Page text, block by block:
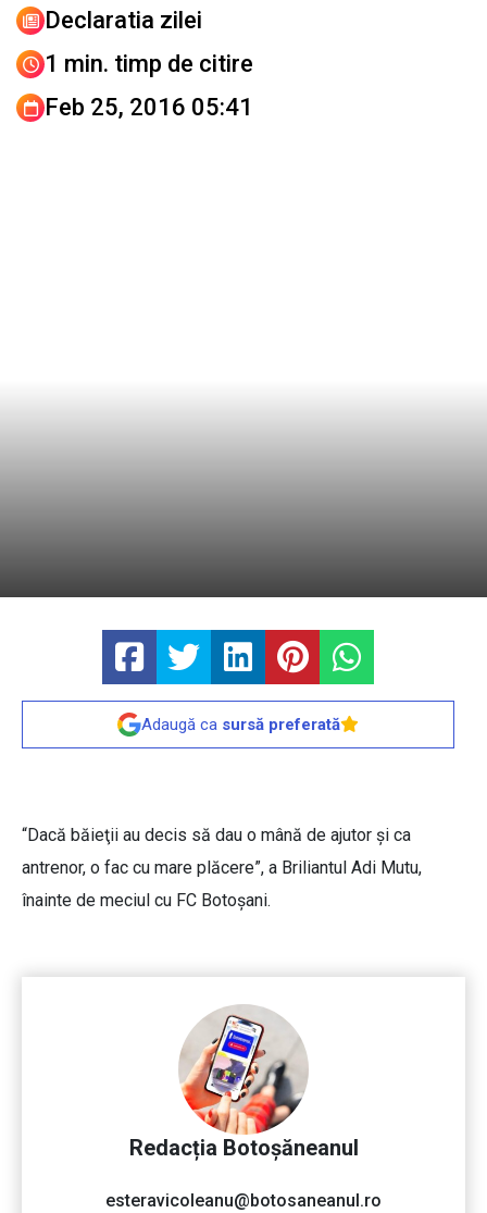
Declaratia zilei
1 min. timp de citire
Feb 25, 2016 05:41
Adaugă ca sursă preferată
“Dacă băieţii au decis să dau o mână de ajutor şi ca
antrenor, o fac cu mare plăcere”, a Briliantul Adi Mutu,
înainte de meciul cu FC Botoșani.
Redacția Botoșăneanul
esteravicoleanu@botosaneanul.ro